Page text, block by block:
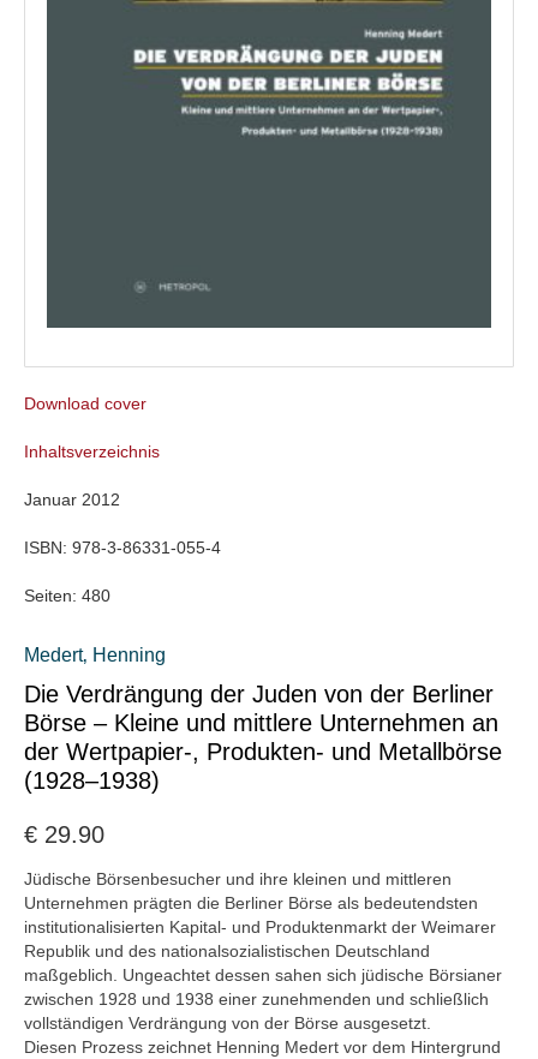
Download cover
Inhaltsverzeichnis
Januar 2012
ISBN: 978-3-86331-055-4
Seiten: 480
Medert‚ Henning
Die Verdrängung der Juden von der Berliner
Börse – Kleine und mittlere Unternehmen an
der Wertpapier-, Produkten- und Metallbörse
(1928–1938)
€ 29.90
Jüdische Börsenbesucher und ihre kleinen und mittleren
Unternehmen prägten die Berliner Börse als bedeutendsten
institutionalisierten Kapital- und Produktenmarkt der Weimarer
Republik und des nationalsozialistischen Deutschland
maßgeblich. Ungeachtet dessen sahen sich jüdische Börsianer
zwischen 1928 und 1938 einer zunehmenden und schließlich
vollständigen Verdrängung von der Börse ausgesetzt.
Diesen Prozess zeichnet Henning Medert vor dem Hintergrund